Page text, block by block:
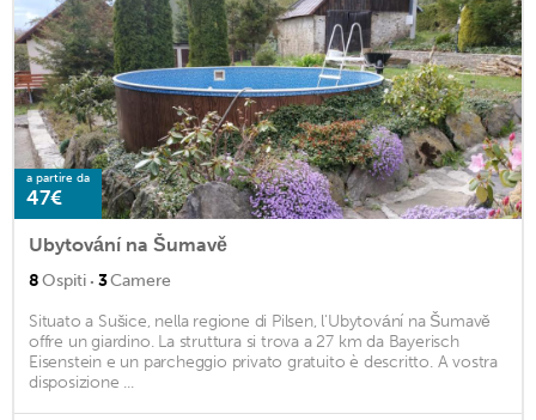
a partire da
47€
Ubytování na Šumavě
8Ospiti · 3Camere
Situato a Sušice, nella regione di Pilsen, l'Ubytování na Šumavě
offre un giardino. La struttura si trova a 27 km da Bayerisch
Eisenstein e un parcheggio privato gratuito è descritto. A vostra
disposizione ...